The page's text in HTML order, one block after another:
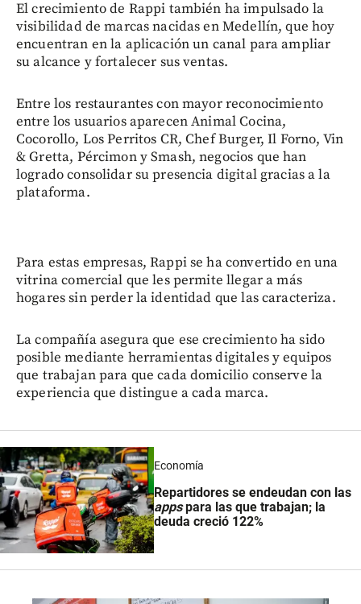
El crecimiento de Rappi también ha impulsado la
visibilidad de marcas nacidas en Medellín, que hoy
encuentran en la aplicación un canal para ampliar
su alcance y fortalecer sus ventas.
Entre los restaurantes con mayor reconocimiento
entre los usuarios aparecen Animal Cocina,
Cocorollo, Los Perritos CR, Chef Burger, Il Forno, Vin
& Gretta, Pércimon y Smash, negocios que han
logrado consolidar su presencia digital gracias a la
plataforma.
Para estas empresas, Rappi se ha convertido en una
vitrina comercial que les permite llegar a más
hogares sin perder la identidad que las caracteriza.
La compañía asegura que ese crecimiento ha sido
posible mediante herramientas digitales y equipos
que trabajan para que cada domicilio conserve la
experiencia que distingue a cada marca.
Economía
Repartidores se endeudan con las
appspara las que trabajan; la
deuda creció 122%